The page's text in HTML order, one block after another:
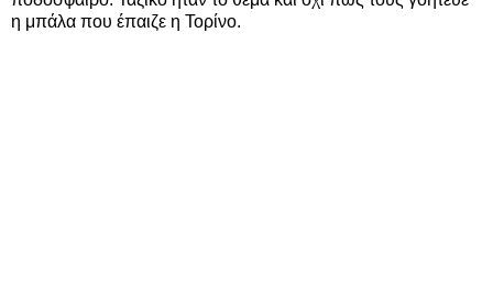
η μπάλα που έπαιζε η Τορίνο.